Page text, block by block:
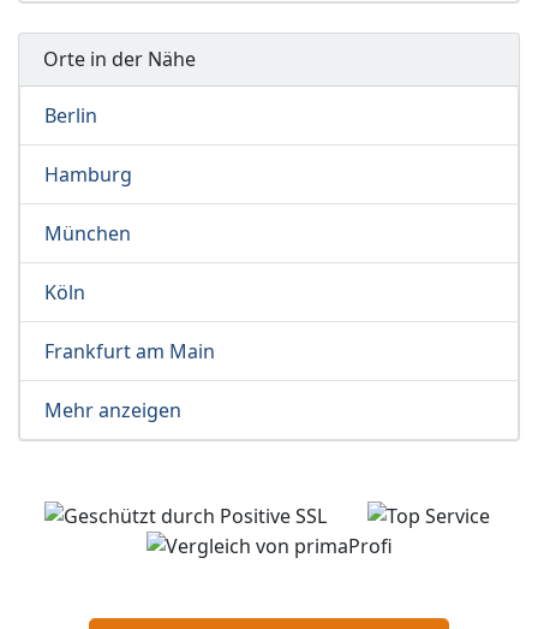
Orte in der Nähe
Berlin
Hamburg
München
Köln
Frankfurt am Main
Mehr anzeigen